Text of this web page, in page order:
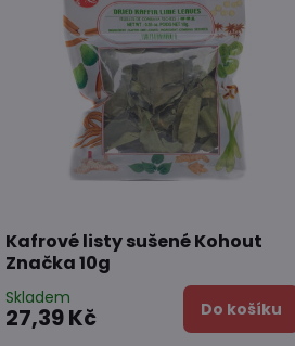
Kafrové listy sušené Kohout
Značka 10g
Skladem
27,39 Kč Do košíku